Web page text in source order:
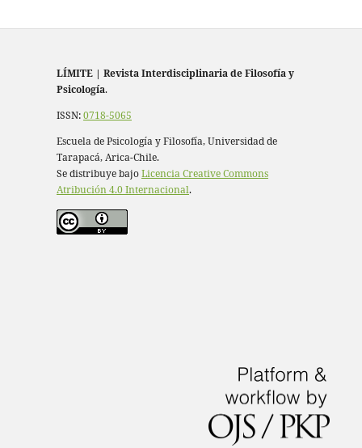
LÍMITE | Revista Interdisciplinaria de Filosofía y
Psicología.
ISSN:0718-5065
Escuela de Psicología y Filosofía, Universidad de
Tarapacá, Arica-Chile.
Se distribuye bajoLicencia Creative Commons
Atribución 4.0 Internacional.